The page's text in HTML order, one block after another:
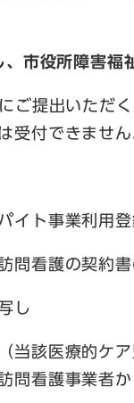
市役所障害福
ご提出いただ
受付できません
イト事業利
訪問看護
し
該医療的ケア
問看護事業者